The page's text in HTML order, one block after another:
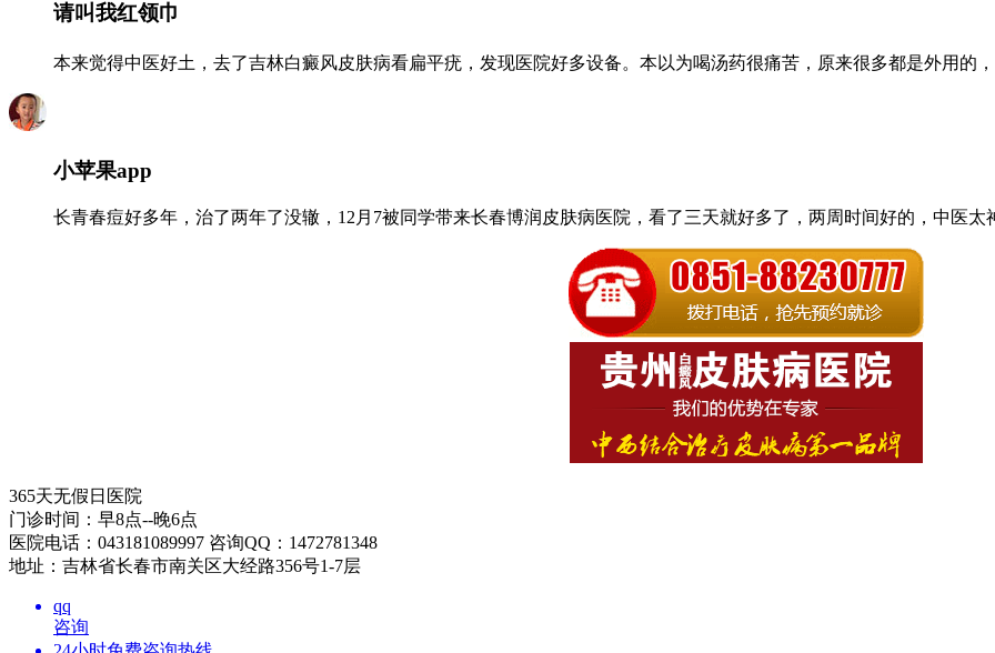
请叫我红领巾
本来觉得中医好土，去了吉林白癜风皮肤病看扁平疣，发现医院好多设备。本以为喝汤药很痛苦，原来很多都是外用的
小苹果app
长青春痘好多年，治了两年了没辙，12月7被同学带来长春博润皮肤病医院，看了三天就好多了，两周时间好的，中医太
365天无假日医院
门诊时间：早8点--晚6点
医院电话：043181089997 咨询QQ：1472781348
地址：吉林省长春市南关区大经路356号1-7层
qq
咨询